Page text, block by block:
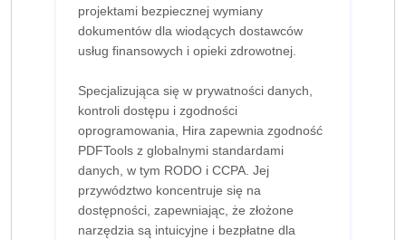
projektami bezpiecznej wymiany
dokumentów dla wiodących dostawców
usług finansowych i opieki zdrowotnej.
Specjalizująca się w prywatności danych,
kontroli dostępu i zgodności
oprogramowania, Hira zapewnia zgodność
PDFTools z globalnymi standardami
danych, w tym RODO i CCPA. Jej
przywództwo koncentruje się na
dostępności, zapewniając, że złożone
narzędzia są intuicyjne i bezpłatne dla